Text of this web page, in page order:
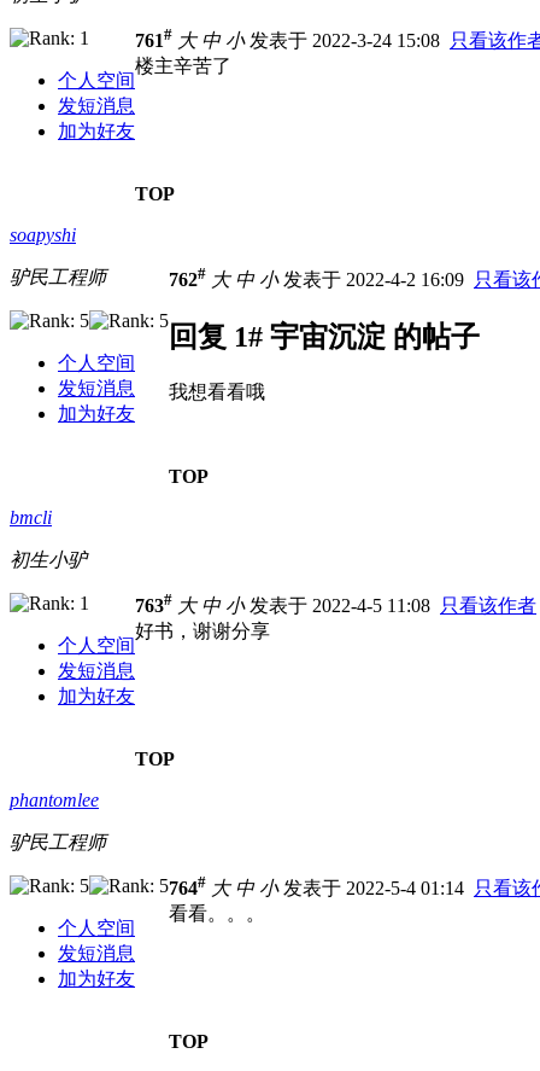
个人空间
发短消息
加为好友
761# 大 中 小发表于 2022-3-24 15:08 只看该作
楼主辛苦了
TOP
soapyshi
驴民工程师
个人空间
发短消息
加为好友
762# 大 中 小发表于 2022-4-2 16:09 只看该
回复 1# 宇宙沉淀 的帖子
我想看看哦
TOP
bmcli
初生小驴
个人空间
发短消息
加为好友
763# 大 中 小发表于 2022-4-5 11:08 只看该作者
好书，谢谢分享
TOP
phantomlee
驴民工程师
个人空间
发短消息
加为好友
764# 大 中 小发表于 2022-5-4 01:14 只看该
看看。。。
TOP